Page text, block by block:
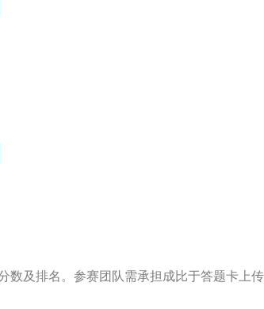
及排名。参赛团队需承担成比于答题卡上